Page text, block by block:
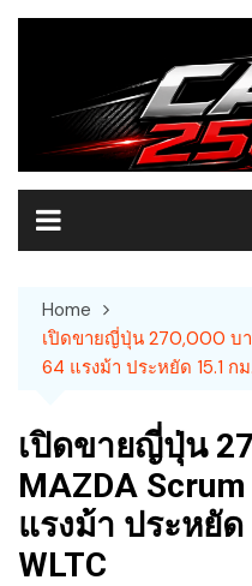
Skip
Home
เปิดขายญี่ปุ่น 270,000 บา
64 แรงม้า ประหยัด 15.1 ก
เปิดขายญี่ปุ่น
MAZDA
แรงม้า ประหยั
WLTC